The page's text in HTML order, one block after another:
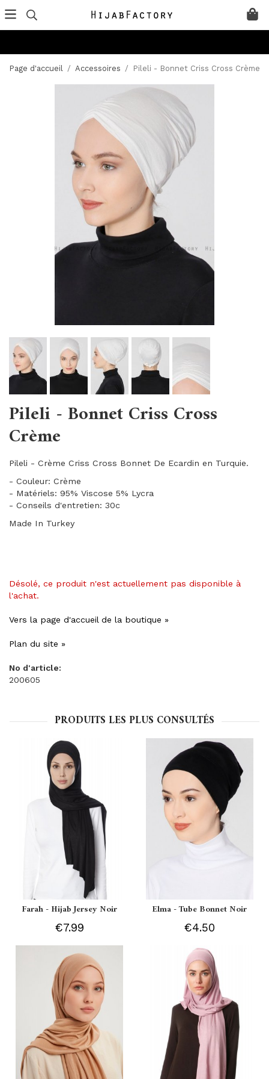
Page d'accueil / Accessoires / Pileli - Bonnet Criss Cross Crème
Pileli - Bonnet Criss Cross
Crème
Pileli - Crème Criss Cross Bonnet De Ecardin en Turquie.
- Couleur: Crème
- Matériels: 95% Viscose 5% Lycra
- Conseils d'entretien: 30c
Made In Turkey
Désolé, ce produit n'est actuellement pas disponible à
l'achat.
Vers la page d'accueil de la boutique »
Plan du site »
No d'article:
200605
PRODUITS LES PLUS CONSULTÉS
Farah - Hijab Jersey Noir
€7.99
Elma - Tube Bonnet Noir
€4.50